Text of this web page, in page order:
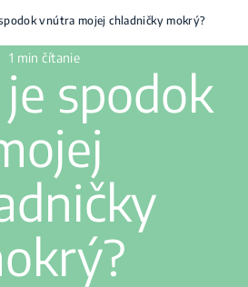
vnútra mojej chladničky mokrý?
1 min čítanie
spodok